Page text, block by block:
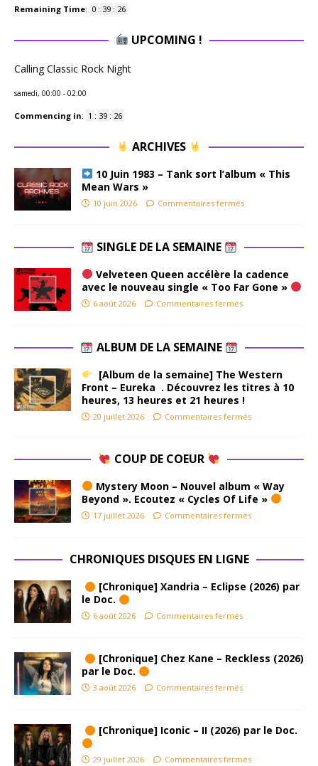
Remaining Time: 0 : 39 : 25
UPCOMING !
Calling Classic Rock Night
samedi, 00:00 - 02:00
Commencing in: 1 : 39 : 25
ARCHIVES
10 Juin 1983 – Tank sort l’album « This
Mean Wars »
10 juin 2026 Commentaires fermés
SINGLE DE LA SEMAINE
Velveteen Queen accélère la cadence
avec le nouveau single « Too Far Gone »
6 août 2026 Commentaires fermés
ALBUM DE LA SEMAINE
[Album de la semaine] The Western
Front – Eureka . Découvrez les titres à 10
heures, 13 heures et 21 heures !
20 juillet 2026 Commentaires fermés
COUP DE COEUR
Mystery Moon – Nouvel album « Way
Beyond ». Ecoutez « Cycles Of Life »
17 juillet 2026 Commentaires fermés
CHRONIQUES DISQUES EN LIGNE
[Chronique] Xandria – Eclipse (2026) par
le Doc.
6 août 2026 Commentaires fermés
[Chronique] Chez Kane – Reckless (2026)
par le Doc.
3 août 2026 Commentaires fermés
[Chronique] Iconic – II (2026) par le Doc.
29 juillet 2026 Commentaires fermés